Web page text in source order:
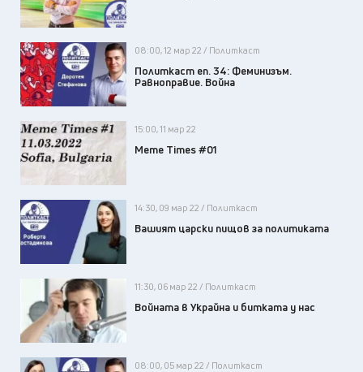
08:00, 12 мар 22 / Политкаст
Политкаст еп. 34: Феминизъм.
Равноправие. Война
15:00, 11 мар 22
Meme Times #01
14:30, 09 мар 22 / Политкаст
Вашият царски пищов за политиката
11:30, 06 мар 22 / Политкаст
Войната в Украйна и битката у нас
08:00, 05 мар 22 / Политкаст